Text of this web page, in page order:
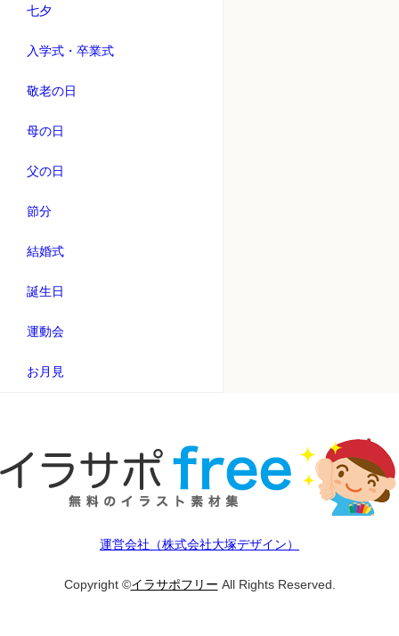
七夕
入学式・卒業式
敬老の日
母の日
父の日
節分
結婚式
誕生日
運動会
お月見
運営会社（株式会社大塚デザイン）
Copyright ©イラサポフリー All Rights Reserved.